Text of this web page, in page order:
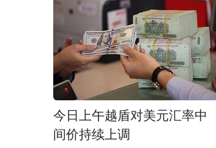
今日上午越盾对美元汇率中
间价持续上调